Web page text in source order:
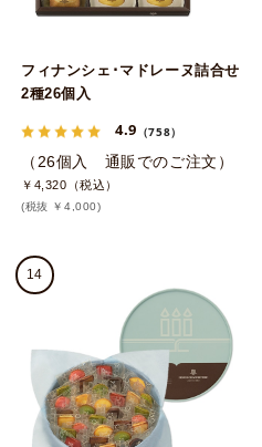
フィナンシェ･マドレーヌ詰合せ
2種26個入
4.9 （758）
（26個入 通販でのご注文）
￥4,320（税込）
(税抜 ￥4,000)
14